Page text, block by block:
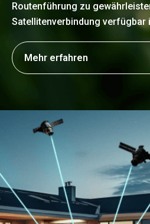
Routenführung zu
Satellitenverbindung verfügbar
Mehr erfahren